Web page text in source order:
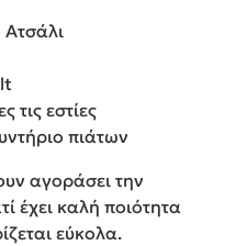
Ατσάλι
τις εστίες
πιάτων
αγοράσει την
έχει καλή ποιότητα
εύκολα.